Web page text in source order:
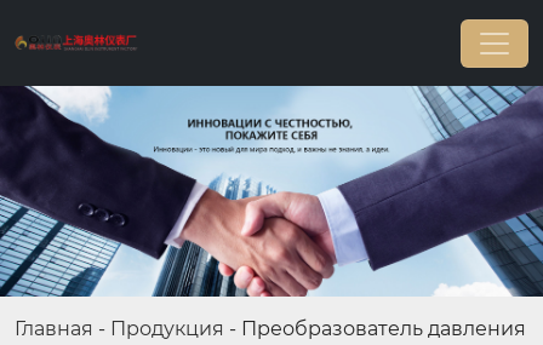
Главная - Продукция - Преобразователь давления